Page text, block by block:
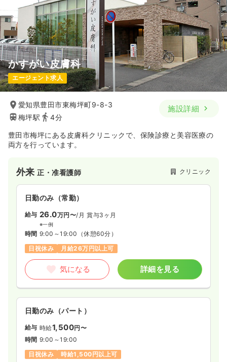
かすがい皮膚科
エージェント求人
愛知県豊田市東梅坪町9-8-3
梅坪駅
4分
施設詳細
豊田市梅坪にある皮膚科クリニックで、保険診療と美容医療の
両方を行っています。
外来正・准看護師 クリニック
日勤のみ（常勤）
給与 26.0万円〜/月 賞与3ヶ月
※一例
時間 9:00～19:00 （休憩60分）
日祝休み
月給26万円以上可
気になる 詳細を見る
日勤のみ（パート）
給与 時給1,500円〜
時間 9:00～19:00
日祝休み
時給1,500円以上可